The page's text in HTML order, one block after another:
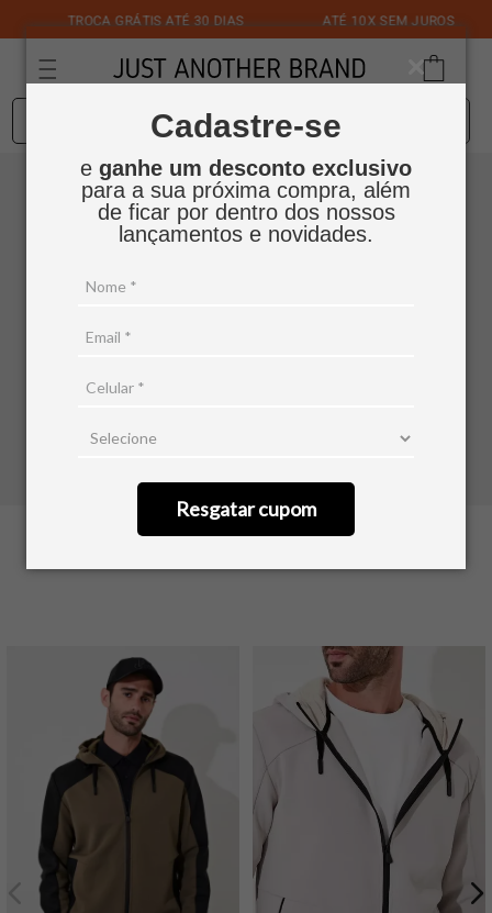
Cadastre-se
e ganhe um desconto exclusivo
para a sua próxima compra, além
de ficar por dentro dos nossos
lançamentos e novidades.
Resgatar cupom
TROCA GRÁTIS ATÉ 30 DIAS ATÉ 10X SEM JUROS
O que você está procurando?
Não encontramos nenhum
resultado para "jaqueta-over-
Verifique os termos digitados.
Utilize termos genéricos na busca.
desejado.